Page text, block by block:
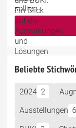
Beliebte
2024 2
Ausstellungen 6